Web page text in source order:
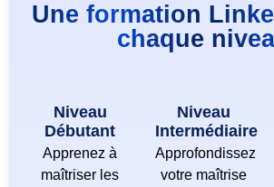
Une formation
chaque
Niveau
Débutant
Apprenez à
maîtriser les
Niveau
Intermédiaire
Approfondissez
votre maîtrise